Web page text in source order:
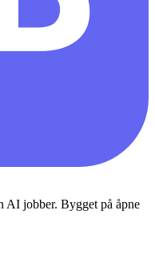
jobber. Bygget på åpne